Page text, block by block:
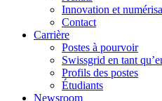
Innovation et
Contact
Carrière
Postes à pourvoir
Swissgrid en tant
Profils des postes
Étudiants
Newsroom